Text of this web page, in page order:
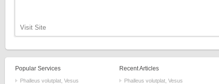
Visit Site
Popular Services
Phalleus volutplat, Vesus
Recent Articles
Phalleus volutplat, Vesus